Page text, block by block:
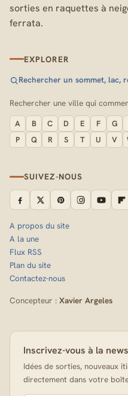
sorties en raquettes à
ferrata.
EXPLORER
Rechercher un sommet, lac,
Rechercher une ville qui
A B C D E F G
P
Q R S T U V
SUIVEZ-NOUS
A propos du site
A la une
Flux RSS
Plan du site
Contactez-nous
Concepteur : Xavier Argeles
Inscrivez-vous à la
Idées de sorties, nouveaux
directement dans votre